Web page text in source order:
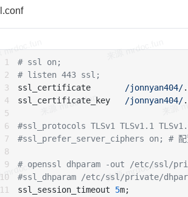
# ssl on;
# listen 443 ssl;
ssl_certificate
/jonnyan404/
ssl_certificate_key
/jonnyan404/
#ssl_protocols TLSv1 TLSv1.1
#ssl_prefer_server_ciphers on; # 配
# openssl dhparam -out /etc/ssl/
#ssl_dhparam /etc/ssl/private/
ssl_session_timeout 5m;